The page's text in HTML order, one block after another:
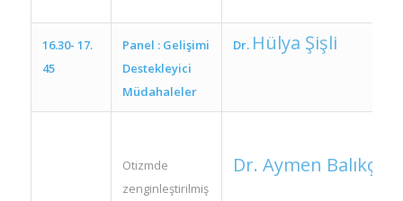
16.30- 17.
45
Panel : Gelişimi
Destekleyici
Müdahaleler
Dr. Hülya Şişli
Otizmde
zenginleştirilmiş
Dr. Aymen Balıkçı